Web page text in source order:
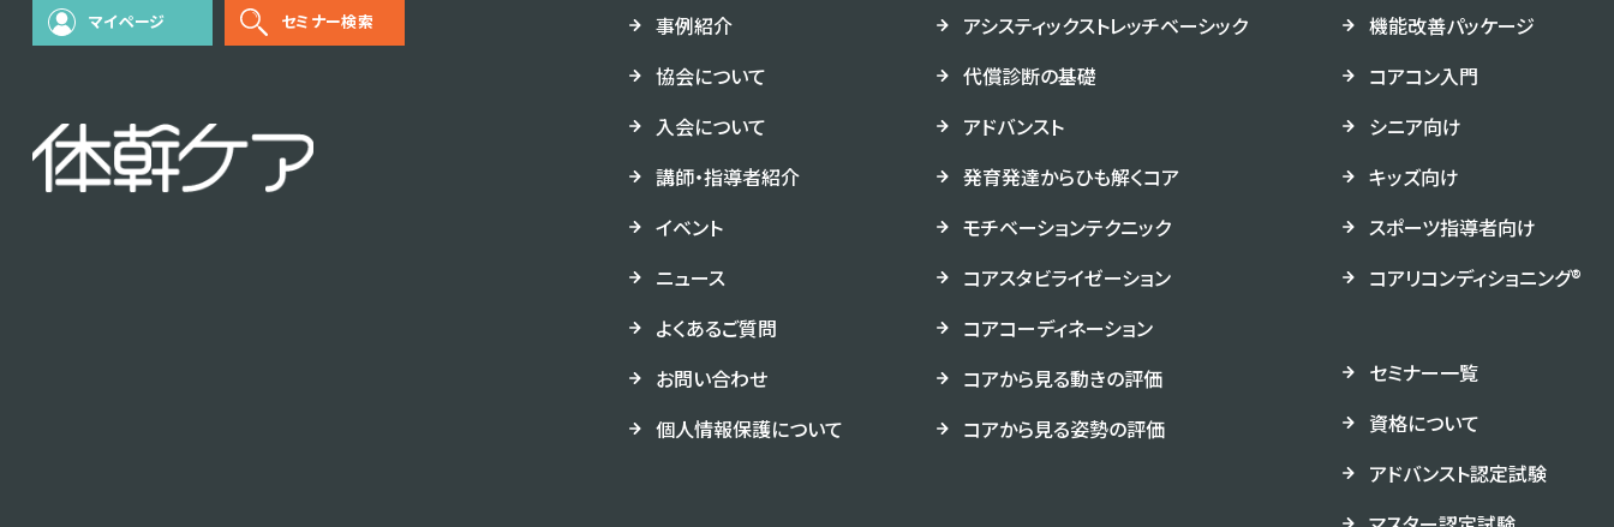
マイページ セミナー検索
事例紹介
協会について
入会について
講師・指導者紹介
イベント
ニュース
よくあるご質問
お問い合わせ
個人情報保護について
アシスティックストレッチベーシック
代償診断の基礎
アドバンスト
発育発達からひも解くコア
モチベーションテクニック
コアスタビライゼーション
コアコーディネーション
コアから見る動きの評価
コアから見る姿勢の評価
機能改善パッケージ
コアコン入門
シニア向け
キッズ向け
スポーツ指導者向け
コアリコンディショニング®︎
セミナー一覧
資格について
アドバンスト認定試験